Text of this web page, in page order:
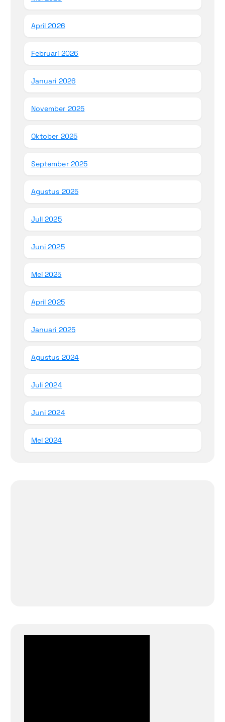
April 2026
Februari 2026
Januari 2026
November 2025
Oktober 2025
September 2025
Agustus 2025
Juli 2025
Juni 2025
Mei 2025
April 2025
Januari 2025
Agustus 2024
Juli 2024
Juni 2024
Mei 2024